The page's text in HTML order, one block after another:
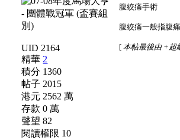
UID 2164
精華 2
積分 1360
帖子 2015
港元 2562 萬
存款 0 萬
聲望 82
閱讀權限 10
腹絞痛手術
腹絞痛一般指腹
[ 本帖最後由 +超